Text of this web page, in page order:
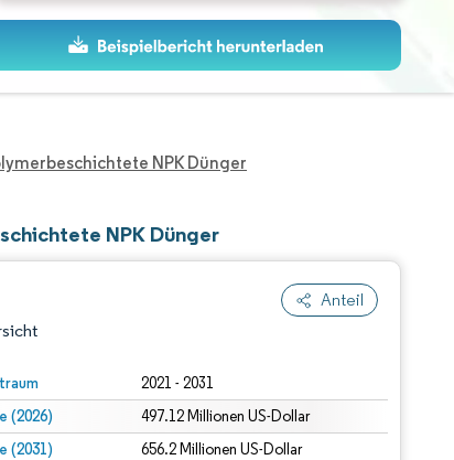
NPK Dünger
NPK Dünger
Anteil
2021 - 2031
(2026) 497.12 Millionen US-Dollar
(2031) 656.2 Millionen US-Dollar